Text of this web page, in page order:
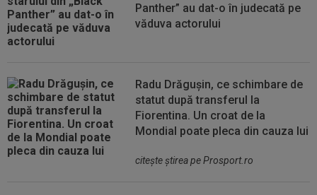
Panther” au dat-o în judecată pe
văduva actorului
Radu Drăgușin, ce schimbare de
statut după transferul la
Fiorentina. Un croat de la
Mondial poate pleca din cauza lui
citeşte ştirea pe Prosport.ro